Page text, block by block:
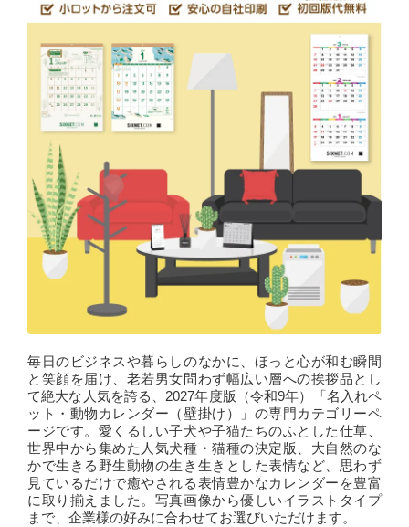
毎日のビジネスや暮らしのなかに、ほっと心が和む瞬間
と笑顔を届け、老若男女問わず幅広い層への挨拶品とし
て絶大な人気を誇る、2027年度版（令和9年）「名入れペ
ット・動物カレンダー（壁掛け）」の専門カテゴリーペ
ージです。愛くるしい子犬や子猫たちのふとした仕草、
世界中から集めた人気犬種・猫種の決定版、大自然のな
かで生きる野生動物の生き生きとした表情など、思わず
見ているだけで癒やされる表情豊かなカレンダーを豊富
に取り揃えました。写真画像から優しいイラストタイプ
まで、企業様の好みに合わせてお選びいただけます。